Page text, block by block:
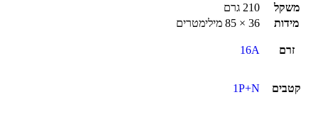
משקל
210 גרם
מידות
36 × 85 מילימטרים
זרם 16A
קטבים 1P+N